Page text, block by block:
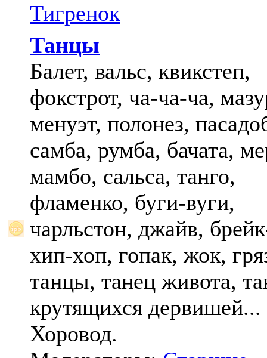
Тигренок
Танцы
Балет, вальс, квикстеп,
фокстрот, ча-ча-ча,
менуэт, полонез,
самба, румба, бачата,
мамбо, сальса, танго,
фламенко, буги-вуги,
чарльстон, джайв,
хип-хоп, гопак, жок,
танцы, танец живота,
крутящихся дервишей...
Хоровод.